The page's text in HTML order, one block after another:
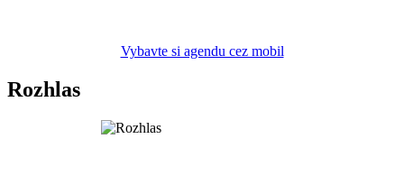
Vybavte si agendu cez mobil
Rozhlas